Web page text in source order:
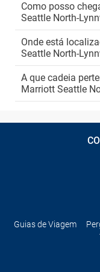
Como posso
Seattle North-
Onde está
Seattle North-
A que cadeia
Marriott Seattle
Guias de Viagem